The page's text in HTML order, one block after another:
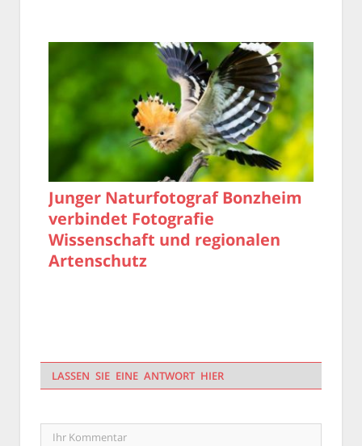
Junger Naturfotograf Bonzheim
verbindet Fotografie
Wissenschaft und regionalen
Artenschutz
LASSEN SIE EINE ANTWORT HIER